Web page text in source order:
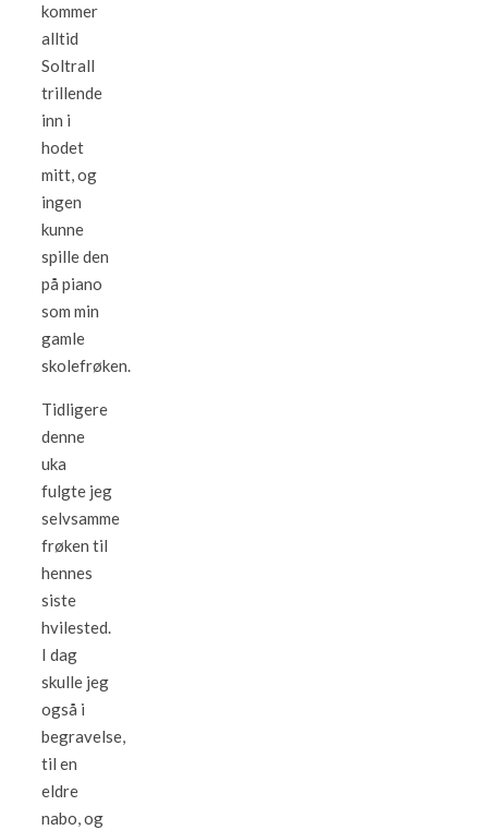
kommer
alltid
Soltrall
trillende
inn i
hodet
mitt, og
ingen
kunne
spille den
på piano
som min
gamle
skolefrøken.
Tidligere
denne
uka
fulgte jeg
selvsamme
frøken til
hennes
siste
hvilested.
I dag
skulle jeg
også i
begravelse,
til en
eldre
nabo, og